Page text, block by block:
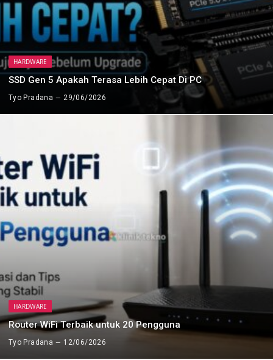
HARDWARE
SSD Gen 5 Apakah Terasa Lebih Cepat Di PC
Tyo Pradana 29/06/2026
HARDWARE
Router WiFi Terbaik untuk 20 Pengguna
Tyo Pradana 12/06/2026